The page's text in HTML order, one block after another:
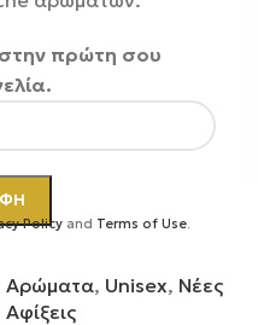
πρώτη σου
Policy and Terms of Use.
Roja London | Serenity
Blend
Αρώματα, Unisex, Νέες
Αφίξεις